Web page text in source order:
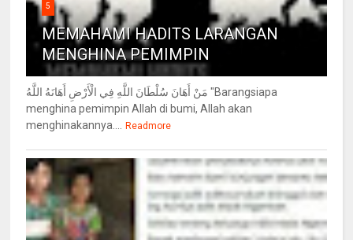
5
MEMAHAMI HADITS LARANGAN
MENGHINA PEMIMPIN
مَنْ أَهَانَ سُلْطَانَ اللَّهِ فِي الْأَرْضِ أَهَانَهُ اللَّهُ "Barangsiapa
menghina pemimpin Allah di bumi, Allah akan
menghinakannya....
Readmore